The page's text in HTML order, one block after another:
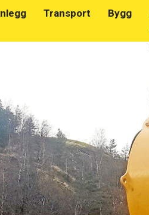
Transport Bygg